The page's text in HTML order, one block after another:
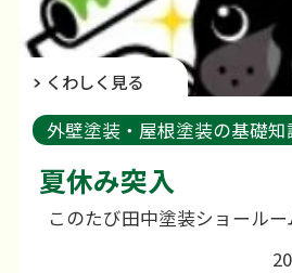
くわしく見る
夏休み突入
外壁塗装・屋根塗装の基礎知
外壁塗装のご相談